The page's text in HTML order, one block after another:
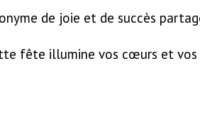
de joie et de succès
fête illumine vos cœurs et vos